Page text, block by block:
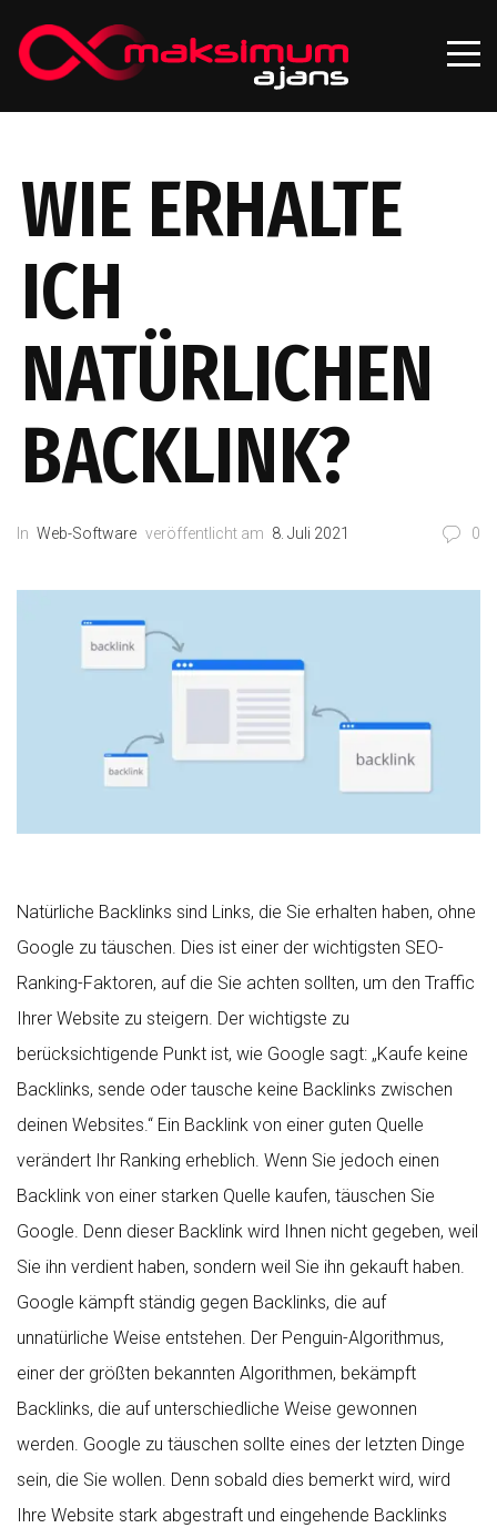
WIE ERHALTE
ICH
NATÜRLICHEN
BACKLINK?
In Web-Software veröffentlicht am 8. Juli 2021 0
Natürliche Backlinks sind Links, die Sie erhalten haben, ohne
Google zu täuschen. Dies ist einer der wichtigsten SEO-
Ranking-Faktoren, auf die Sie achten sollten, um den Traffic
Ihrer Website zu steigern. Der wichtigste zu
berücksichtigende Punkt ist, wie Google sagt: „Kaufe keine
Backlinks, sende oder tausche keine Backlinks zwischen
deinen Websites.“ Ein Backlink von einer guten Quelle
verändert Ihr Ranking erheblich. Wenn Sie jedoch einen
Backlink von einer starken Quelle kaufen, täuschen Sie
Google. Denn dieser Backlink wird Ihnen nicht gegeben, weil
Sie ihn verdient haben, sondern weil Sie ihn gekauft haben.
Google kämpft ständig gegen Backlinks, die auf
unnatürliche Weise entstehen. Der Penguin-Algorithmus,
einer der größten bekannten Algorithmen, bekämpft
Backlinks, die auf unterschiedliche Weise gewonnen
werden. Google zu täuschen sollte eines der letzten Dinge
sein, die Sie wollen. Denn sobald dies bemerkt wird, wird
Ihre Website stark abgestraft und eingehende Backlinks